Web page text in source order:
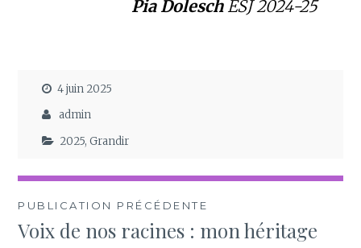
Pia Dolesch ESJ 2024-25
4 juin 2025
admin
2025,Grandir
Navigation
de
PUBLICATION PRÉCÉDENTE
Voix de nos racines : mon héritage